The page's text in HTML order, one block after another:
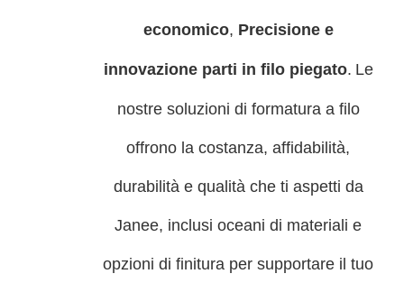
economico, Precisione e
innovazione parti in filo piegato. Le
nostre soluzioni di formatura a filo
offrono la costanza, affidabilità,
durabilità e qualità che ti aspetti da
Janee, inclusi oceani di materiali e
opzioni di finitura per supportare il tuo